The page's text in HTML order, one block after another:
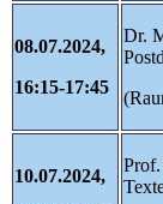
08.07.2024,
16:15-17:45
Dr.
10.07.2024,